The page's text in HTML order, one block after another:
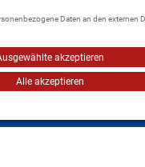
Daten an den externen
akzeptieren
Alle akzeptieren